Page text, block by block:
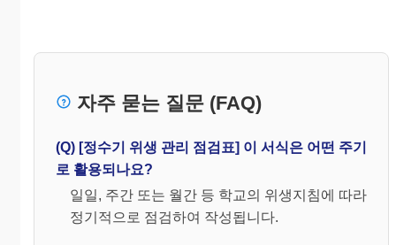
자주 묻는 질문 (FAQ)
(Q) [정수기 위생 관리 점검표] 이 서식은 어떤 주기
로 활용되나요?
일일, 주간 또는 월간 등 학교의 위생지침에 따라
정기적으로 점검하여 작성됩니다.